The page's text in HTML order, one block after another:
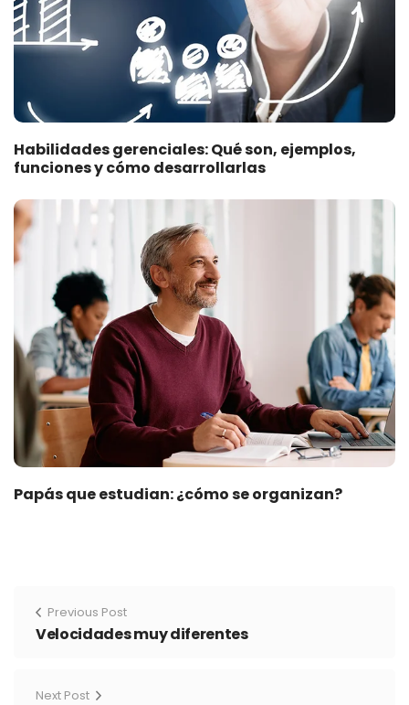
Habilidades gerenciales: Qué son, ejemplos,
funciones y cómo desarrollarlas
Papás que estudian: ¿cómo se organizan?
Previous Post
Velocidades muy diferentes
Next Post